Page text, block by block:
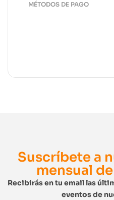
MÉTODOS DE PAGO
Suscríbete a
mensual
Recibirás en tu email las
eventos de